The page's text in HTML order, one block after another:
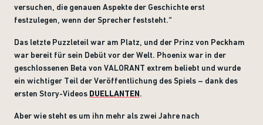
versuchen, die genauen Aspekte der Geschichte erst
festzulegen, wenn der Sprecher feststeht.“
Das letzte Puzzleteil war am Platz, und der Prinz von Peckham
war bereit für sein Debüt vor der Welt. Phoenix war in der
geschlossenen Beta von VALORANT extrem beliebt und wurde
ein wichtiger Teil der Veröffentlichung des Spiels – dank des
ersten Story-Videos DUELLANTEN.
Aber wie steht es um ihn mehr als zwei Jahre nach